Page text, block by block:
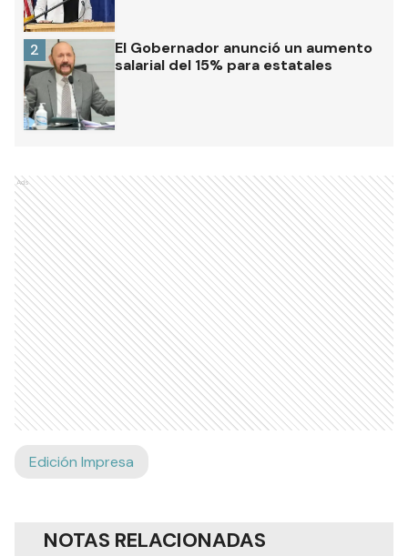
El Gobernador anunció un aumento
salarial del 15% para estatales
2
Ads
Edición Impresa
NOTAS RELACIONADAS